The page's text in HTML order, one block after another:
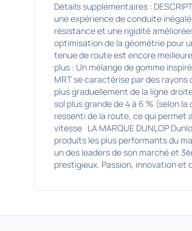
Détails supplémentaires :
une expérience de conduite
résistance et une rigidité
optimisation de la géométrie pour
tenue de route est encore
plus : Un mélange de gomme
MRT se caractérise par des
plus graduellement de la ligne
sol plus grande de 4 à 6 % (selon
ressenti de la route, ce qui permet
vitesse LA MARQUE DUNLOP
produits les plus performants du
un des leaders de son marché et
prestigieux. Passion, innovation et